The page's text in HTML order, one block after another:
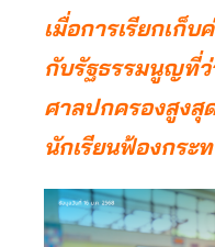
เมื่อการเรียกเก็
กับรัฐธรรมนูญที่ว่
ศาลปกครองสูง
นักเรียนฟ้องกระ